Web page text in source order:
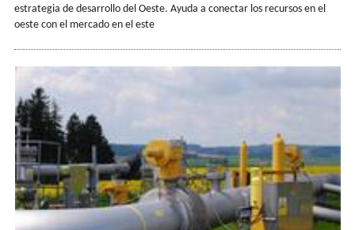
estrategia de desarrollo del Oeste. Ayuda a conectar los recursos en el
oeste con el mercado en el este